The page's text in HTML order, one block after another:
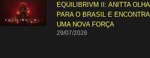
EQUILIBRIVM II: ANITTA OLHA
PARA O BRASIL E ENCONTRA
UMA NOVA FORÇA
29/07/2026